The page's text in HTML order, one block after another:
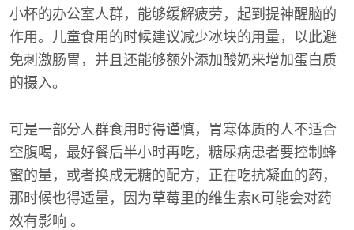
小杯的办公室人群，能够缓解疲劳，起到提神醒脑的
作用。儿童食用的时候建议减少冰块的用量，以此避
免刺激肠胃，并且还能够额外添加酸奶来增加蛋白质
的摄入。
可是一部分人群食用时得谨慎，胃寒体质的人不适合
空腹喝，最好餐后半小时再吃，糖尿病患者要控制蜂
蜜的量，或者换成无糖的配方，正在吃抗凝血的药，
那时候也得适量，因为草莓里的维生素K可能会对药
效有影响 。